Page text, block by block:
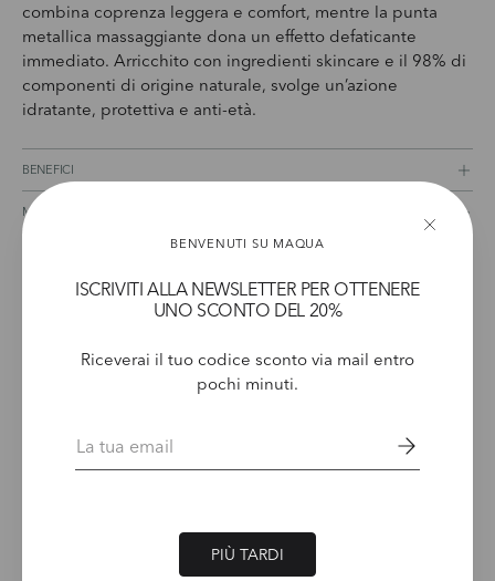
combina coprenza leggera e comfort, mentre la punta
metallica massaggiante dona un effetto defaticante
immediato. Arricchito con ingredienti skincare e il 98% di
componenti di origine naturale, svolge un’azione
idratante, protettiva e anti-età.
BENEFICI
MODO D'USO
INGREDIENTI
BENVENUTI SU MAQUA
ISCRIVITI ALLA NEWSLETTER PER OTTENERE
UNO SCONTO DEL 20%
Riceverai il tuo codice sconto via mail entro
pochi minuti.
Email
PIÙ TARDI